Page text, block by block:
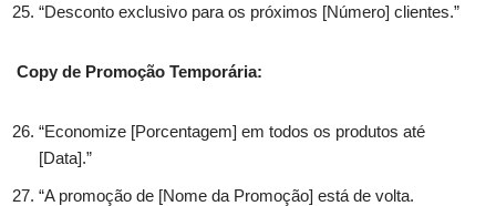
“Desconto exclusivo para os próximos [Número] clientes.”
Copy de Promoção Temporária:
“Economize [Porcentagem] em todos os produtos até
[Data].”
“A promoção de [Nome da Promoção] está de volta.